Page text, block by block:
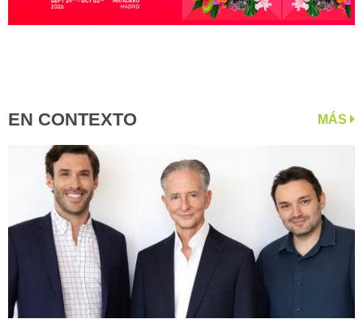
EN CONTEXTO MÁS